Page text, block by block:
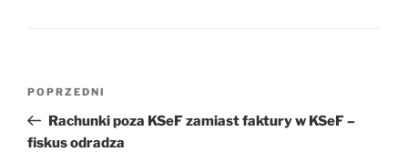
Poprzedni
wpis
POPRZEDNI
Rachunki poza KSeF zamiast faktury w KSeF –
fiskus odradza